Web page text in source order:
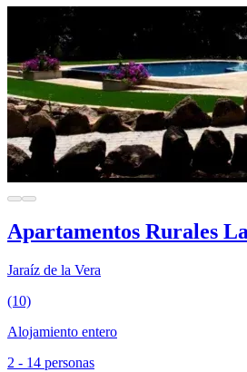
Apartamentos Rurales
Jaraíz de la Vera
(10)
Alojamiento entero
2 - 14 personas